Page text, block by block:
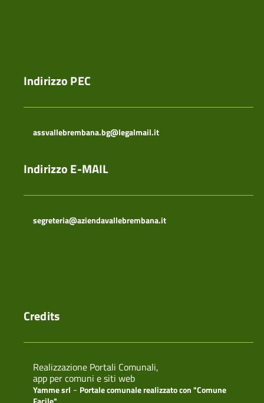
Indirizzo PEC
assvallebrembana.bg@legalmail.it
Indirizzo E-MAIL
segreteria@aziendavallebrembana.it
Credits
Realizzazione Portali Comunali,
app per comuni e siti web
Yamme srl - Portale comunale realizzato con "Comune